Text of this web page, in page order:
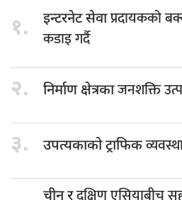
१. इन्टरनेट सेवाप्रदायकको
कडाइ गर्दै
२. निर्माण क्षेत्रकाजनशक्ति
३. उपत्यकाको ट्राफिक